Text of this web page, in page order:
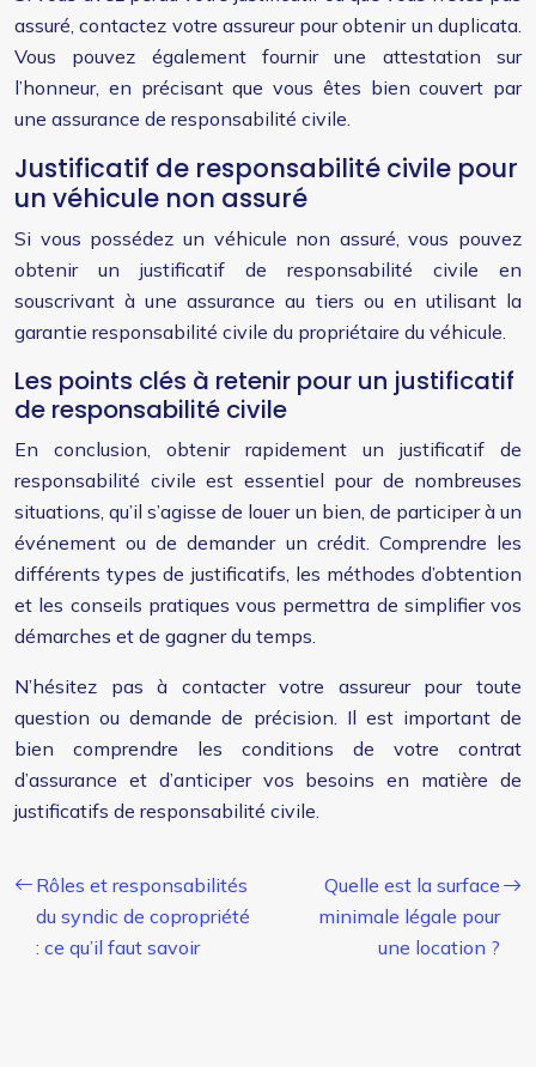
assuré, contactez votre assureur pour obtenir un duplicata.
Vous pouvez également fournir une attestation sur
l’honneur, en précisant que vous êtes bien couvert par
une assurance de responsabilité civile.
Justificatif de responsabilité civile pour
un véhicule non assuré
Si vous possédez un véhicule non assuré, vous pouvez
obtenir un justificatif de responsabilité civile en
souscrivant à une assurance au tiers ou en utilisant la
garantie responsabilité civile du propriétaire du véhicule.
Les points clés à retenir pour un justificatif
de responsabilité civile
En conclusion, obtenir rapidement un justificatif de
responsabilité civile est essentiel pour de nombreuses
situations, qu’il s’agisse de louer un bien, de participer à un
événement ou de demander un crédit. Comprendre les
différents types de justificatifs, les méthodes d’obtention
et les conseils pratiques vous permettra de simplifier vos
démarches et de gagner du temps.
N’hésitez pas à contacter votre assureur pour toute
question ou demande de précision. Il est important de
bien comprendre les conditions de votre contrat
d’assurance et d’anticiper vos besoins en matière de
justificatifs de responsabilité civile.
Rôles et responsabilités
du syndic de copropriété
: ce qu’il faut savoir
Quelle est la surface
minimale légale pour
une location ?